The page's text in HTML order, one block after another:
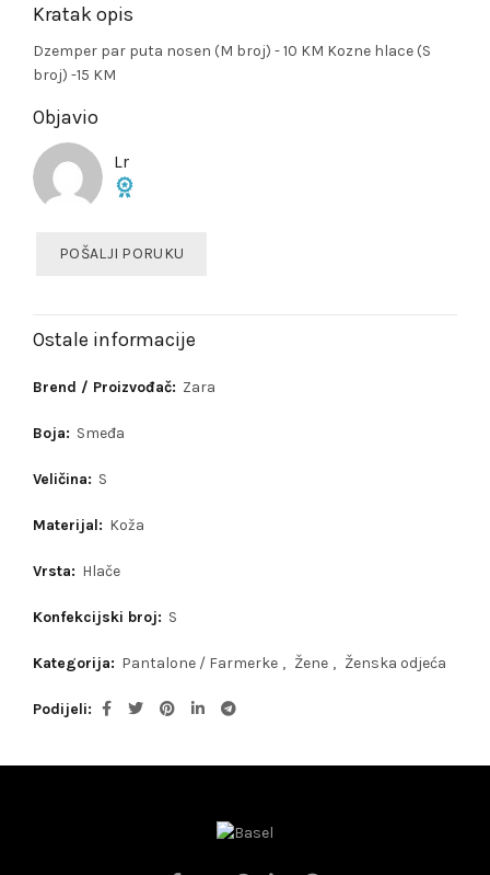
Kratak opis
Dzemper par puta nosen (M broj) - 10 KM Kozne hlace (S
broj) -15 KM
Objavio
Lr
POŠALJI PORUKU
Ostale informacije
Brend / Proizvođač: Zara
Boja: Smeđa
Veličina: S
Materijal: Koža
Vrsta: Hlače
Konfekcijski broj: S
Kategorija: Pantalone / Farmerke , Žene , Ženska odjeća
Podijeli